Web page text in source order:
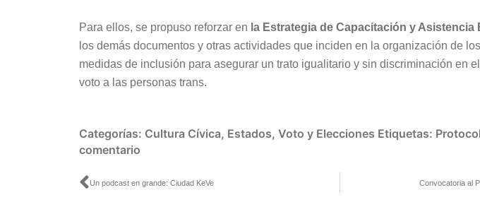
Para ellos, se propuso reforzar en la Estrategia de Capacitación y Asistencia
los demás documentos y otras actividades que inciden en la organización de
medidas de inclusión para asegurar un trato igualitario y sin discriminación en
voto a las personas trans.
Categorías: Cultura Cívica, Estados, Voto y Elecciones Etiquetas:
comentario
Ant
Un podcast en grande: Ciudad KeVe Convocatoria al